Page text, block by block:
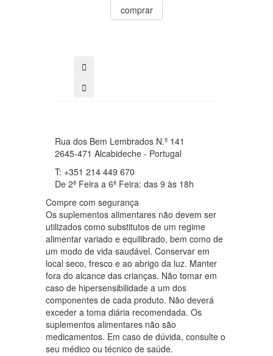
comprar
Rua dos Bem Lembrados N.º 141
2645-471 Alcabideche - Portugal
T: +351 214 449 670
De 2ª Feira a 6ª Feira: das 9 às 18h
Compre com segurança
Os suplementos alimentares não devem ser
utilizados como substitutos de um regime
alimentar variado e equilibrado, bem como de
um modo de vida saudável. Conservar em
local seco, fresco e ao abrigo da luz. Manter
fora do alcance das crianças. Não tomar em
caso de hipersensibilidade a um dos
componentes de cada produto. Não deverá
exceder a toma diária recomendada. Os
suplementos alimentares não são
medicamentos. Em caso de dúvida, consulte o
seu médico ou técnico de saúde.